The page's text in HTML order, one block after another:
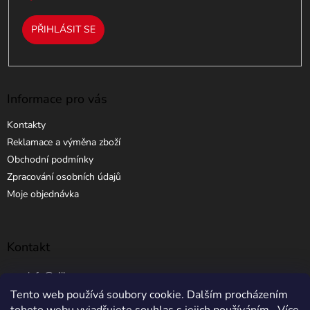
Tento web používá soubory cookie. Dalším procházením
PŘIHLÁSIT SE
Informace pro vás
Kontakty
Reklamace a výměna zboží
Obchodní podmínky
Zpracování osobních údajů
Moje objednávka
Kontakt
info @ elibros.cz
+420 734 184 444